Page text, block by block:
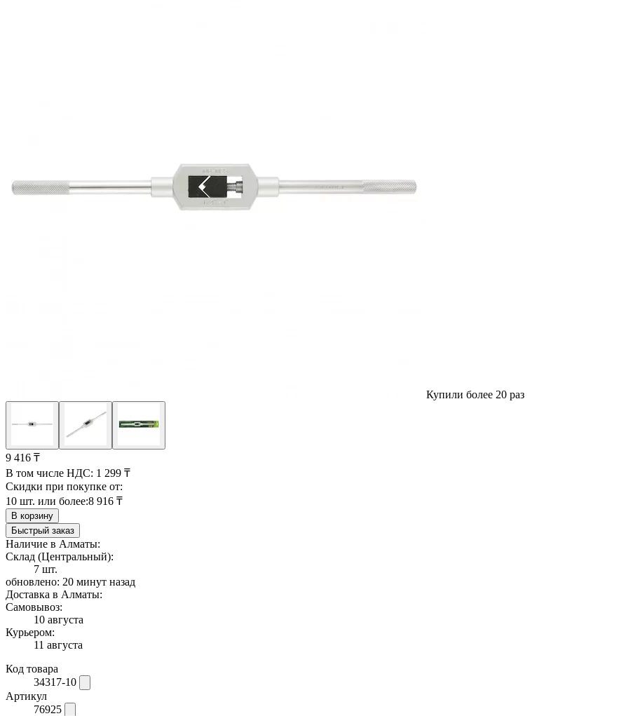
Купили более 20 раз
9 416 ₸
В том числе НДС: 1 299 ₸
Скидки при покупке от:
10 шт. или более:8 916 ₸
В корзину
Быстрый заказ
Наличие в Алматы:
Склад (Центральный):
7 шт.
обновлено: 20 минут назад
Доставка в Алматы:
Самовывоз:
10 августа
Курьером:
11 августа
Код товара
34317-10
Артикул
76925